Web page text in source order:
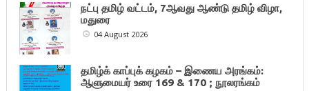
நட்பு தமிழ் வட்டம், 7ஆவது ஆண்டு தமிழ் விழா,
மதுரை
04 August 2026
தமிழ்க் காப்புக் கழகம் – இணைய அரங்கம்:
ஆளுமையர் உரை 169 & 170 ; நூலரங்கம்